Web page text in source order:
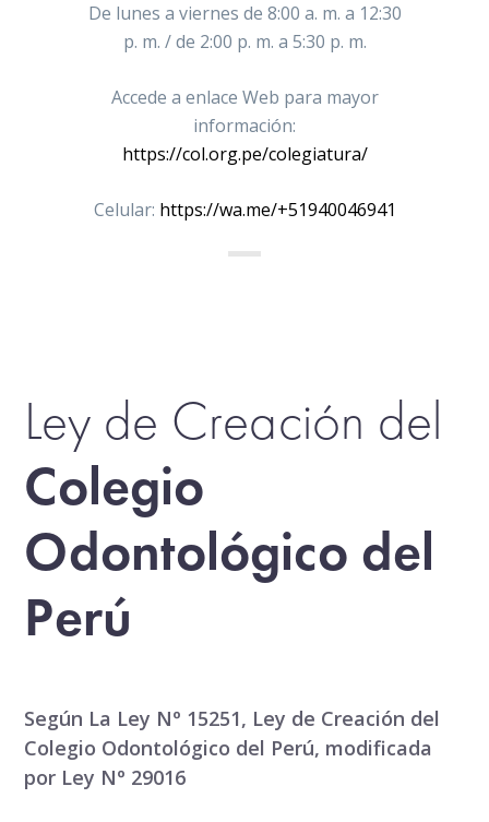
De lunes a viernes de 8:00 a. m. a 12:30
p. m. / de 2:00 p. m. a 5:30 p. m.
Accede a enlace Web para mayor
información:
https://col.org.pe/colegiatura/
Celular: https://wa.me/+51940046941
Ley de Creación del
Colegio
Odontológico del
Perú
Según La Ley Nº 15251, Ley de Creación del
Colegio Odontológico del Perú, modificada
por Ley Nº 29016